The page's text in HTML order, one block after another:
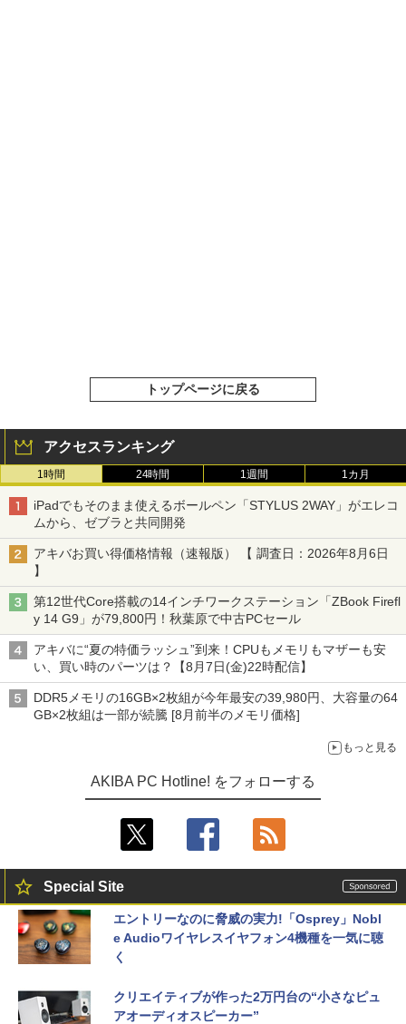
トップページに戻る
アクセスランキング
1時間 24時間 1週間 1カ月
iPadでもそのまま使えるボールペン「STYLUS 2WAY」がエレコ
ムから、ゼブラと共同開発
アキバお買い得価格情報（速報版） 【 調査日：2026年8月6日
】
第12世代Core搭載の14インチワークステーション「ZBook Firefl
y 14 G9」が79,800円！秋葉原で中古PCセール
アキバに“夏の特価ラッシュ”到来！CPUもメモリもマザーも安
い、買い時のパーツは？【8月7日(金)22時配信】
DDR5メモリの16GB×2枚組が今年最安の39,980円、大容量の64
GB×2枚組は一部が続騰 [8月前半のメモリ価格]
もっと見る
AKIBA PC Hotline! をフォローする
Special Site
エントリーなのに脅威の実力!「Osprey」Nobl
e Audioワイヤレスイヤフォン4機種を一気に聴
く
クリエイティブが作った2万円台の“小さなピュ
アオーディオスピーカー”